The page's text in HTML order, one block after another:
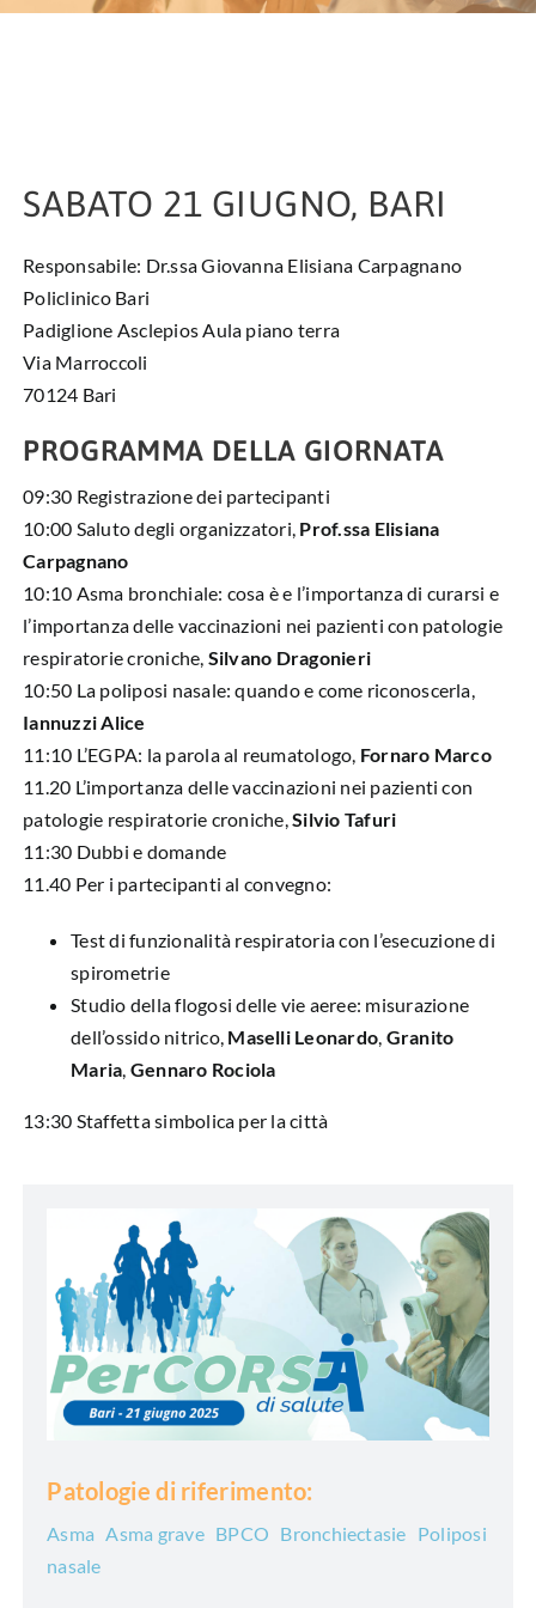
L’ANGOLO DEL PAZIENTE
CONTATTI
DIVENTA SOCIO
LIBRO SCRITTURE IN ROSA
SABATO 21 GIUGNO, BARI
Responsabile: Dr.ssa Giovanna Elisiana Carpagnano
Policlinico Bari
Padiglione Asclepios Aula piano terra
Via Marroccoli
70124 Bari
PROGRAMMA DELLA GIORNATA
09:30 Registrazione dei partecipanti
10:00 Saluto degli organizzatori, Prof.ssa Elisiana
Carpagnano
10:10 Asma bronchiale: cosa è e l’importanza di curarsi e
l’importanza delle vaccinazioni nei pazienti con patologie
respiratorie croniche, Silvano Dragonieri
10:50 La poliposi nasale: quando e come riconoscerla,
Iannuzzi Alice
11:10 L’EGPA: la parola al reumatologo, Fornaro Marco
11.20 L’importanza delle vaccinazioni nei pazienti con
patologie respiratorie croniche,Silvio Tafuri
11:30 Dubbi e domande
11.40 Per i partecipanti al convegno:
Test di funzionalità respiratoria con l’esecuzione di
spirometrie
Studio della flogosi delle vie aeree: misurazione
dell’ossido nitrico, Maselli Leonardo, Granito
Maria, Gennaro Rociola
13:30 Staffetta simbolica per la città
Patologie di riferimento:
Asma Asma grave BPCO Bronchiectasie Poliposi
nasale